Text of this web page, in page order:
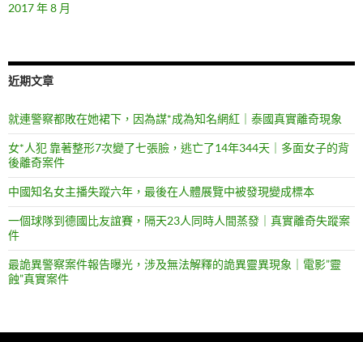
2017 年 8 月
近期文章
就連警察都敗在她裙下，因為謀*成為知名網紅｜泰國真實離奇現象
女*人犯 靠著整形7次變了七張臉，逃亡了14年344天｜多面女子的背
後離奇案件
中國知名女主播失蹤六年，最後在人體展覽中被發現變成標本
一個球隊到德國比友誼賽，隔天23人同時人間蒸發｜真實離奇失蹤案
件
最詭異警察案件報告曝光，涉及無法解釋的詭異靈異現象｜電影”靈
蝕”真實案件